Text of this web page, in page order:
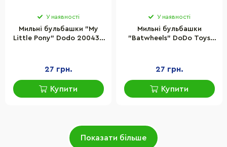
У наявності
Мильні бульбашки "My
Little Pony" Dodo 200433
27 грн.
Купити
У наявності
Мильні бульбашки
"Batwheels" DoDo Toys
27 грн.
Купити
Показати більше